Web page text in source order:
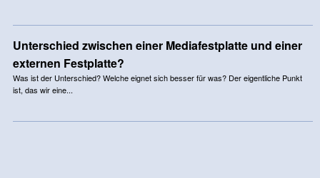
Unterschied zwischen einer Mediafestplatte und einer
externen Festplatte?
Was ist der Unterschied? Welche eignet sich besser für was? Der eigentliche Punkt
ist, das wir eine...